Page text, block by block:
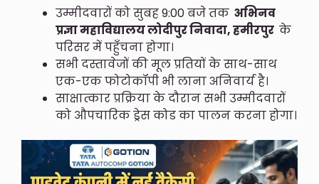
उम्मीदवारों को सुबह 9:00 बजे तक अभिनव
प्रज्ञा महाविद्यालय लोदीपुर निवादा, हमीरपुर के
परिसर में पहुँचना होगा।
सभी दस्तावेजों की मूल प्रतियों के साथ-साथ
एक-एक फोटोकॉपी भी लाना अनिवार्य है।
साक्षात्कार प्रक्रिया के दौरान सभी उम्मीदवारों
को औपचारिक ड्रेस कोड का पालन करना होगा।